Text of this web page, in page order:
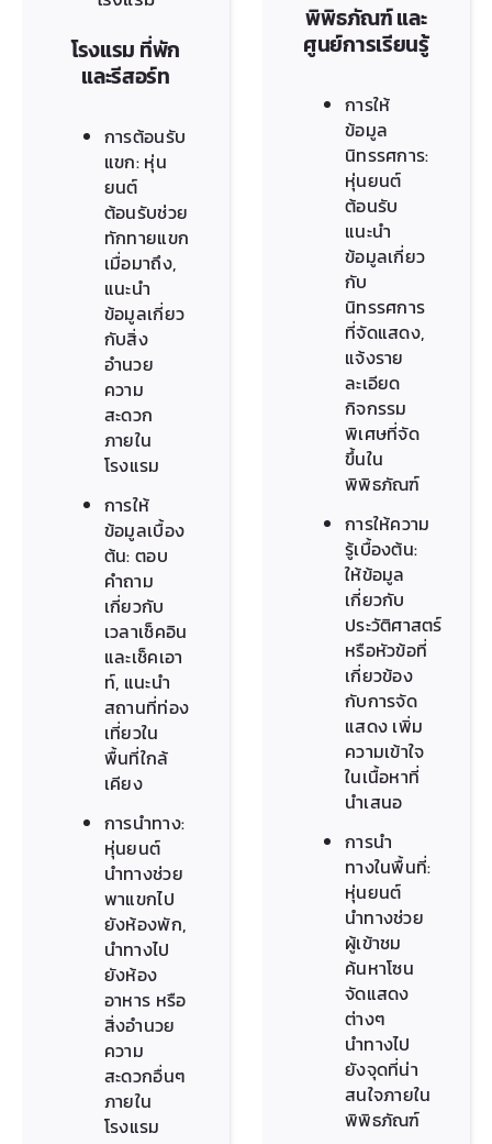
โรงแรม ที่พัก
และรีสอร์ท
การต้อนรับ
แขก: หุ่น
ยนต์
ต้อนรับช่วย
ทักทายแขก
เมื่อมาถึง,
แนะนำ
ข้อมูลเกี่ยว
กับสิ่ง
อำนวย
ความ
สะดวก
ภายใน
โรงแรม
การให้
ข้อมูลเบื้อง
ต้น: ตอบ
คำถาม
เกี่ยวกับ
เวลาเช็คอิน
และเช็คเอา
ท์, แนะนำ
สถานที่ท่อง
เที่ยวใน
พื้นที่ใกล้
เคียง
การนำทาง:
หุ่นยนต์
นำทางช่วย
พาแขกไป
ยังห้องพัก,
นำทางไป
ยังห้อง
อาหาร หรือ
สิ่งอำนวย
ความ
สะดวกอื่นๆ
ภายใน
โรงแรม
พิพิธภัณฑ์ และ
ศูนย์การเรียนรู้
การให้
ข้อมูล
นิทรรศการ:
หุ่นยนต์
ต้อนรับ
แนะนำ
ข้อมูลเกี่ยว
กับ
นิทรรศการ
ที่จัดแสดง,
แจ้งราย
ละเอียด
กิจกรรม
พิเศษที่จัด
ขึ้นใน
พิพิธภัณฑ์
การให้ความ
รู้เบื้องต้น:
ให้ข้อมูล
เกี่ยวกับ
ประวัติศาสตร์
หรือหัวข้อที่
เกี่ยวข้อง
กับการจัด
แสดง เพิ่ม
ความเข้าใจ
ในเนื้อหาที่
นำเสนอ
การนำ
ทางในพื้นที่:
หุ่นยนต์
นำทางช่วย
ผู้เข้าชม
ค้นหาโซน
จัดแสดง
ต่างๆ
นำทางไป
ยังจุดที่น่า
สนใจภายใน
พิพิธภัณฑ์